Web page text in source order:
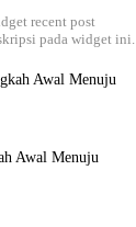
recent post
pada widget ini.
Awal Menuju